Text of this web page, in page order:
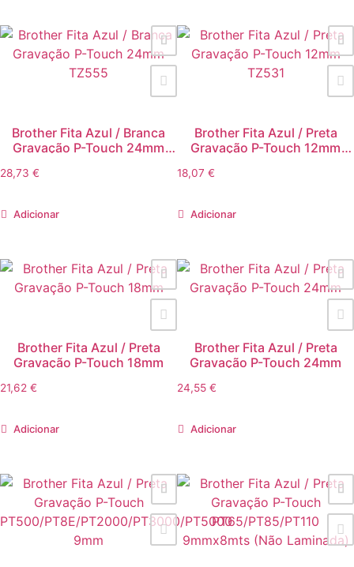
Brother Fita Azul / Branca
Gravação P-Touch 24mm
28,73 €
Adicionar
Brother Fita Azul / Preta
Gravação P-Touch 12mm
18,07 €
Adicionar
Brother Fita Azul / Preta
Gravação P-Touch 18mm
21,62 €
Adicionar
Brother Fita Azul / Preta
Gravação P-Touch 24mm
24,55 €
Adicionar